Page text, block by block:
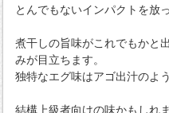
とんでもないインパクトを放
煮干しの旨味がこれでもかと
みが目立ちます。
独特なエグ味はアゴ出汁のよ
結構上級者向けの味かもしれ